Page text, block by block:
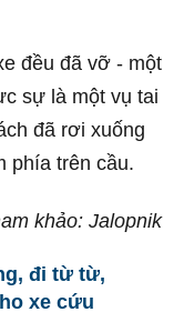
đều đã vỡ - một
sự là một vụ tai
đã rơi xuống
phía trên cầu.
khảo: Jalopnik
đi từ từ,
xe cứu